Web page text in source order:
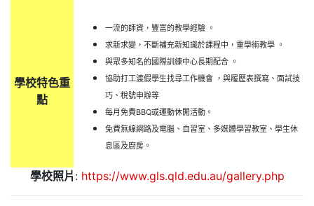
學校特色重
點
一流的師資，豐富的教學經驗 。
求新求變，不斷補充新知識於課程中，重學術教學 。
與眾多知名的國際訓練中心長期配合 。
協助打工渡假學生找尋工作機會 ，與履歷表撰寫、面試技
巧、稅號申辦等
每月免費BBQ或運動休閒活動。
免費無線網路及電腦、自習室、多媒體學習教室、學生休
息區及廚房。
學校照片 : https://www.gls.qld.edu.au/gallery.php